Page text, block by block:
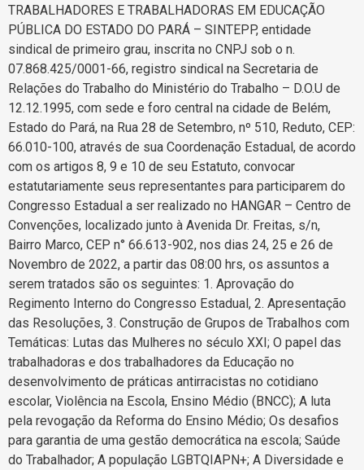
TRABALHADORES E TRABALHADORAS EM EDUCAÇÃO
PÚBLICA DO ESTADO DO PARÁ – SINTEPP, entidade
sindical de primeiro grau, inscrita no CNPJ sob o n.
07.868.425/0001-66, registro sindical na Secretaria de
Relações do Trabalho do Ministério do Trabalho – D.O.U de
12.12.1995, com sede e foro central na cidade de Belém,
Estado do Pará, na Rua 28 de Setembro, nº 510, Reduto, CEP:
66.010-100, através de sua Coordenação Estadual, de acordo
com os artigos 8, 9 e 10 de seu Estatuto, convocar
estatutariamente seus representantes para participarem do
Congresso Estadual a ser realizado no HANGAR – Centro de
Convenções, localizado junto à Avenida Dr. Freitas, s/n,
Bairro Marco, CEP n° 66.613-902, nos dias 24, 25 e 26 de
Novembro de 2022, a partir das 08:00 hrs, os assuntos a
serem tratados são os seguintes: 1. Aprovação do
Regimento Interno do Congresso Estadual, 2. Apresentação
das Resoluções, 3. Construção de Grupos de Trabalhos com
Temáticas: Lutas das Mulheres no século XXI; O papel das
trabalhadoras e dos trabalhadores da Educação no
desenvolvimento de práticas antirracistas no cotidiano
escolar, Violência na Escola, Ensino Médio (BNCC); A luta
pela revogação da Reforma do Ensino Médio; Os desafios
para garantia de uma gestão democrática na escola; Saúde
do Trabalhador; A população LGBTQIAPN+; A Diversidade e